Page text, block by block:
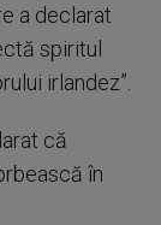
a declarat
spiritul
irlandez”.
că
în